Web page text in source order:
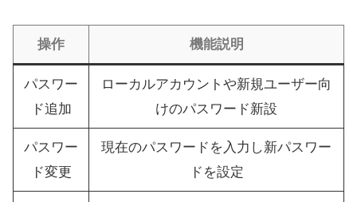
操作 機能説明
パスワー
ド追加
ローカルアカウントや新規ユーザー向
けのパスワード新設
パスワー
ド変更
現在のパスワードを入力し新パスワー
ドを設定